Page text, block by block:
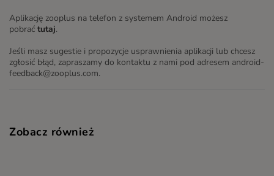
Aplikację zooplus na telefon z systemem Android możesz
pobrać tutaj.
Jeśli masz sugestie i propozycje usprawnienia aplikacji lub chcesz
zgłosić błąd, zapraszamy do kontaktu z nami pod adresem android-
feedback@zooplus.com.
Zobacz również